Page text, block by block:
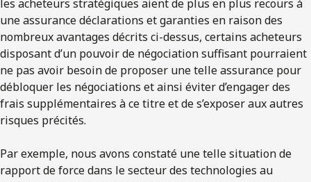
les acheteurs stratégiques aient de plus en plus recours à
une assurance déclarations et garanties en raison des
nombreux avantages décrits ci-dessus, certains acheteurs
disposant d’un pouvoir de négociation suffisant pourraient
ne pas avoir besoin de proposer une telle assurance pour
débloquer les négociations et ainsi éviter d’engager des
frais supplémentaires à ce titre et de s’exposer aux autres
risques précités.
Par exemple, nous avons constaté une telle situation de
rapport de force dans le secteur des technologies au